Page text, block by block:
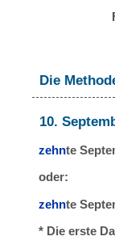
Die
10.
zehnte
oder:
zehnte
* Die erste